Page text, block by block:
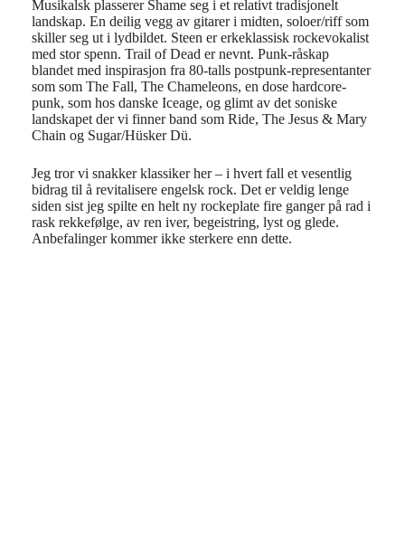
Musikalsk plasserer Shame seg i et relativt tradisjonelt
landskap. En deilig vegg av gitarer i midten, soloer/riff som
skiller seg ut i lydbildet. Steen er erkeklassisk rockevokalist
med stor spenn. Trail of Dead er nevnt. Punk-råskap
blandet med inspirasjon fra 80-talls postpunk-representanter
som som The Fall, The Chameleons, en dose hardcore-
punk, som hos danske Iceage, og glimt av det soniske
landskapet der vi finner band som Ride, The Jesus & Mary
Chain og Sugar/Hüsker Dü.
Jeg tror vi snakker klassiker her – i hvert fall et vesentlig
bidrag til å revitalisere engelsk rock. Det er veldig lenge
siden sist jeg spilte en helt ny rockeplate fire ganger på rad i
rask rekkefølge, av ren iver, begeistring, lyst og glede.
Anbefalinger kommer ikke sterkere enn dette.